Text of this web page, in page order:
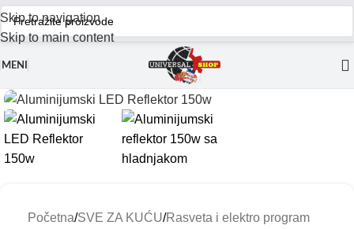
Skip to navigation
Skip to main content
MENI
Početna/SVE ZA KUĆU/Rasveta i elektro program